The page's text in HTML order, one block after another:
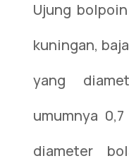
Ujung
kuningan,
yang
umumnya
diameter